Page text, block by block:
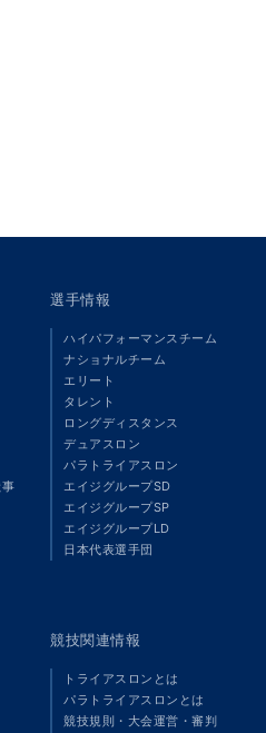
選手情報
ハイパフォーマンスチーム
ナショナルチーム
エリート
タレント
ロングディスタンス
デュアスロン
パラトライアスロン
エイジグループSD
エイジグループSP
エイジグループLD
日本代表選手団
競技関連情報
トライアスロンとは
パラトライアスロンとは
競技規則・大会運営・審判